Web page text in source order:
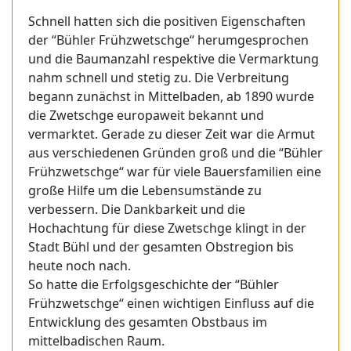
Schnell hatten sich die positiven Eigenschaften
der “Bühler Frühzwetschge“ herumgesprochen
und die Baumanzahl respektive die Vermarktung
nahm schnell und stetig zu. Die Verbreitung
begann zunächst in Mittelbaden, ab 1890 wurde
die Zwetschge europaweit bekannt und
vermarktet. Gerade zu dieser Zeit war die Armut
aus verschiedenen Gründen groß und die “Bühler
Frühzwetschge“ war für viele Bauersfamilien eine
große Hilfe um die Lebensumstände zu
verbessern. Die Dankbarkeit und die
Hochachtung für diese Zwetschge klingt in der
Stadt Bühl und der gesamten Obstregion bis
heute noch nach.
So hatte die Erfolgsgeschichte der “Bühler
Frühzwetschge“ einen wichtigen Einfluss auf die
Entwicklung des gesamten Obstbaus im
mittelbadischen Raum.